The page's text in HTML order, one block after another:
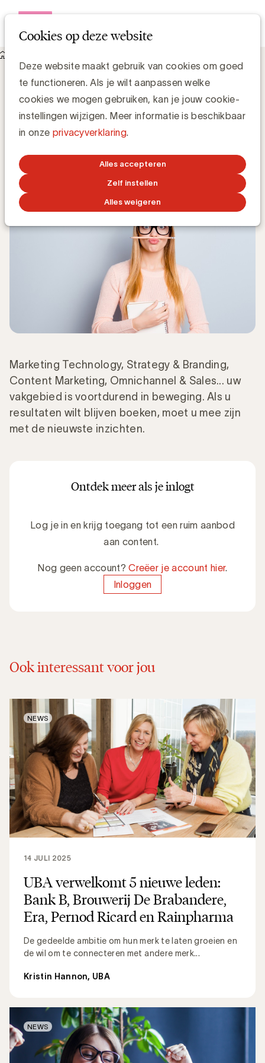
Cookies op deze website
Deze website maakt gebruik van cookies om goed
te functioneren. Als je wilt aanpassen welke
cookies we mogen gebruiken, kan je jouw cookie-
instellingen wijzigen. Meer informatie is beschikbaar
in onze privacyverklaring.
Alles accepteren
Zelf instellen
Alles weigeren
Het opleidingsaanbod 2020 van UBA Academy staat online
Het opleidingsaanbod 2020 van UBA
Academy staat online
Elisabeth De Raeymaecker
6 DECEMBER 2019
Marketing Technology, Strategy & Branding,
Content Marketing, Omnichannel & Sales... uw
vakgebied is voortdurend in beweging. Als u
resultaten wilt blijven boeken, moet u mee zijn
met de nieuwste inzichten.
Ontdek meer als je inlogt
Log je in en krijg toegang tot een ruim aanbod
aan content.
Nog geen account?Creëer je account hier.
Inloggen
Ook interessant voor jou
UBA verwelkomt 5 nieuwe leden:
Bank B, Brouwerij De Brabandere,
Era, Pernod Ricard en Rainpharma
De gedeelde ambitie om hun merk te laten groeien en
de wil om te connecteren met andere merk...
14 JULI 2025
Kristin Hannon, UBA
NEWS
NEWS